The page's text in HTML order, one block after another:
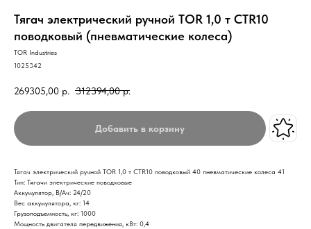
Тягач электрический ручной TOR 1,0 т CTR10
поводковый (пневматические колеса)
TOR Industries
1025342
269305,00 р. 312394,00 р.
Добавить в корзину
Тягач электрический ручной TOR 1,0 т CTR10 поводковый 40 пневматические колеса 41
Тип: Тягачи электрические поводковые
Аккумулятор, В/Ач: 24/20
Вес аккумулятора, кг: 14
Грузоподъемность, кг: 1000
Мощность двигателя передвижения, кВт: 0,4